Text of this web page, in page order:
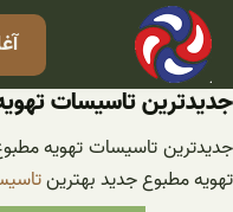
رفتن
محتوا
جدیدترین تاسیسات
جدیدترین تاسیسات تهویه
تهویه مطبوع جدید بهترین